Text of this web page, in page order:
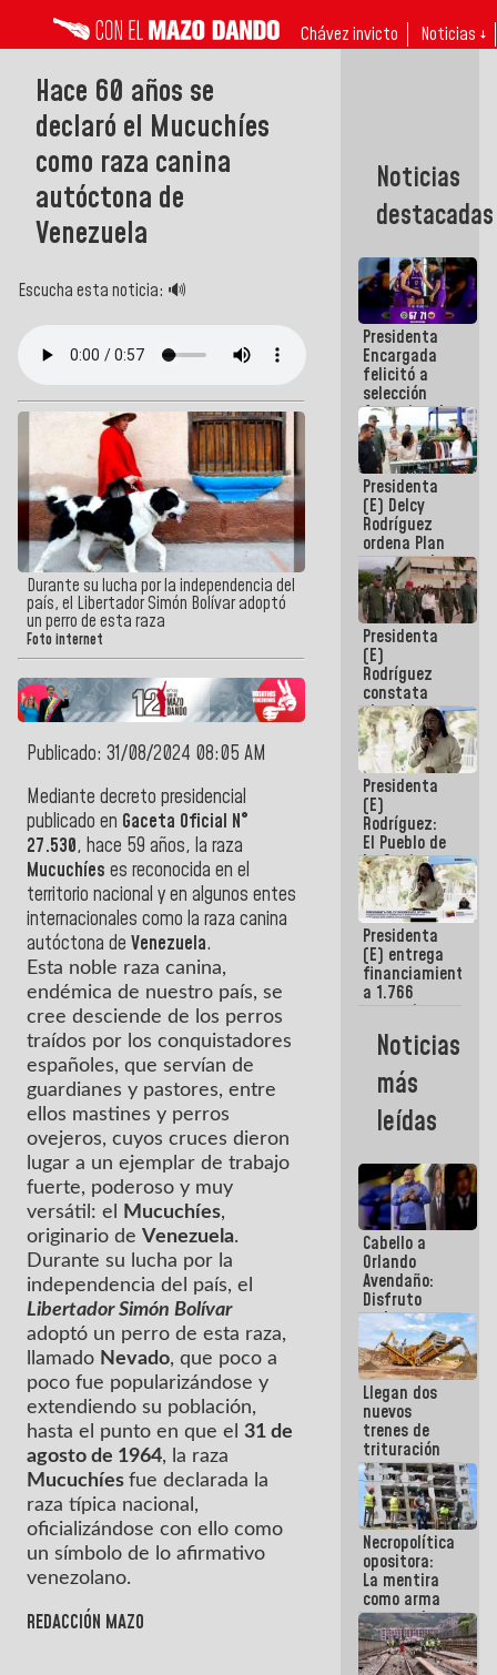
Chávez invicto Noticias ↓
Hace 60 años se
declaró el Mucuchíes
como raza canina
autóctona de
Venezuela
Escucha esta noticia: 🔊
Durante su lucha por la independencia del
país, el Libertador Simón Bolívar adoptó
un perro de esta raza
Foto internet
Publicado: 31/08/2024 08:05 AM
Mediante decreto presidencial
publicado en Gaceta Oficial N°
27.530, hace 59 años, la raza
Mucuchíes es reconocida en el
territorio nacional y en algunos entes
internacionales como la raza canina
autóctona de Venezuela.
Esta noble raza canina,
endémica de nuestro país, se
cree desciende de los perros
traídos por los conquistadores
españoles, que servían de
guardianes y pastores, entre
ellos mastines y perros
ovejeros, cuyos cruces dieron
lugar a un ejemplar de trabajo
fuerte, poderoso y muy
versátil: el
Mucuchíes,
originario de Venezuela.
Durante su lucha por la
independencia del país, el
Libertador Simón Bolívar
adoptó un perro de esta raza,
llamado Nevado, que poco a
poco fue popularizándose y
extendiendo su población,
hasta el punto en que el 31 de
agosto de 1964, la raza
Mucuchíes fue declarada la
raza típica nacional,
oficializándose con ello como
un símbolo de lo afirmativo
venezolano.
REDACCIÓN MAZO
Noticias
destacadas
Presidenta
Encargada
felicitó a
selección
femenina de
baloncesto
por su
clasificación
a la
AmeriCup
2027
Presidenta
(E) Delcy
Rodríguez
ordena Plan
maestro de
desarrollo
logístico y
turístico
para La
Guaira
Presidenta
(E)
Rodríguez
constata
obras de
rehabilitación
de Escuela
Militar de
Mamo en La
Guaira
Presidenta
(E)
Rodríguez:
El Pueblo de
La Guaira
siempre
estará
acompañada
por el
Gobierno
Nacional
Presidenta
(E) entrega
financiamientos
a 1.766
comerciantes
emprendedores
afectados
por
terremotos
Noticias
más
leídas
Cabello a
Orlando
Avendaño:
Disfruto
cada vez
que escribes
porque lo
que haces
es
embarrarla
Llegan dos
nuevos
trenes de
trituración
para
optimizar
manejo de
escombros
en La Guaira
Necropolítica
opositora:
La mentira
como arma
contra el
Pueblo